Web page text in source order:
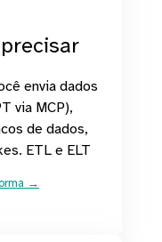
envia dados
via MCP),
de dados,
ETL e ELT
→